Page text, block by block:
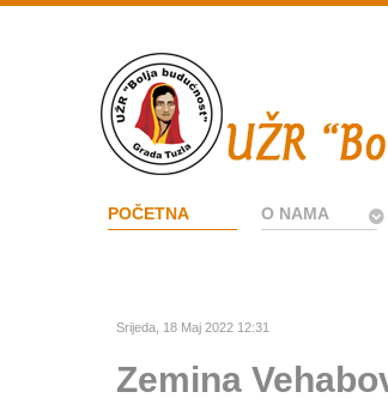
POČETNA O NAMA
Srijeda, 18 Maj 2022 12:31
Zemina